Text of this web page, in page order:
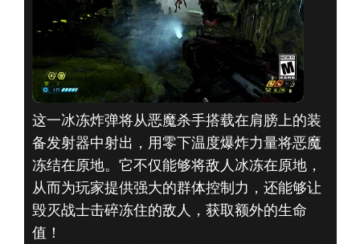
2019年10月25日
毁灭战士的最新
武器将让恶魔不
寒而栗、一命呜
呼
这一冰冻炸弹将从恶魔杀手搭载在肩膀上的装
备发射器中射出，用零下温度爆炸力量将恶魔
冻结在原地。它不仅能够将敌人冰冻在原地，
从而为玩家提供强大的群体控制力，还能够让
毁灭战士击碎冻住的敌人，获取额外的生命
值！